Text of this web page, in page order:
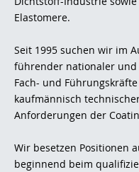
Elastomere.
Seit 1995 suchen wir im
führender nationaler
Fach- und
kaufmännisch
Anforderungen der
Wir besetzen Positionen
beginnend beim